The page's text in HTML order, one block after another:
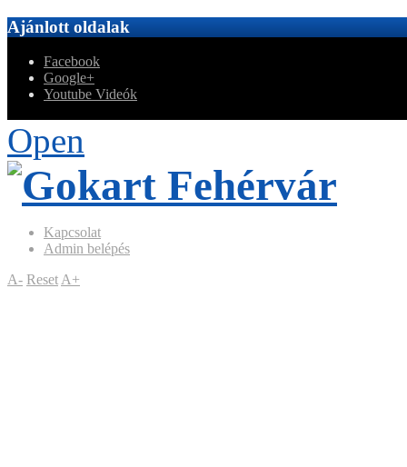
Ajánlott oldalak
Facebook
Google+
Youtube Videók
Open
Kapcsolat
Admin belépés
A- ResetA+